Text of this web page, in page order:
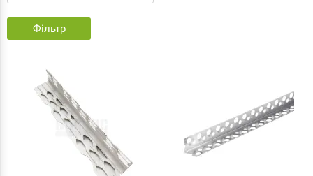
Фільтр